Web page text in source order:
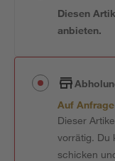
Diesen
anbieten.
Auf
Dieser
vorrätig. Du
schicken